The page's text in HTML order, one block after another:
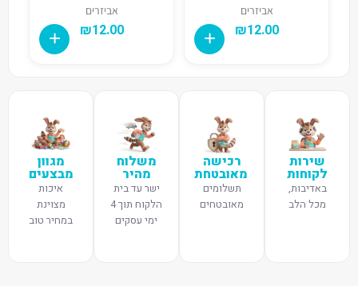
אביזרים
₪12.00
אביזרים
₪12.00
שירות
לקוחות
באדיבות,
מכל הלב
רכישה
מאובטחת
תשלומים
מאובטחים
משלוח
מהיר
ישר עד בית
הלקוח תוך 4
ימי עסקים
מגוון
מבצעים
איכות
מצוינת
במחיר טוב